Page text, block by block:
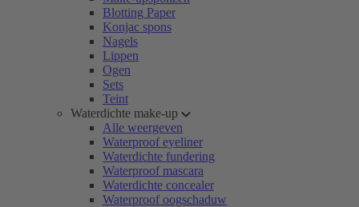
Blotting Paper
Konjac spons
Nagels
Lippen
Ogen
Sets
Teint
Waterdichte make-up
Alle weergeven
Waterproof eyeliner
Waterdichte fundering
Waterproof mascara
Waterdichte concealer
Waterproof oogschaduw